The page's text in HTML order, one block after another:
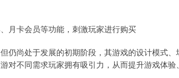
月卡会员等功能，刺激玩家进行购买
仍尚处于发展的初期阶段，其游戏的设计模式
对不同需求玩家拥有吸引力，从而提升游戏体